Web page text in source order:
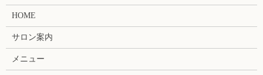
HOME
サロン案内
メニュー